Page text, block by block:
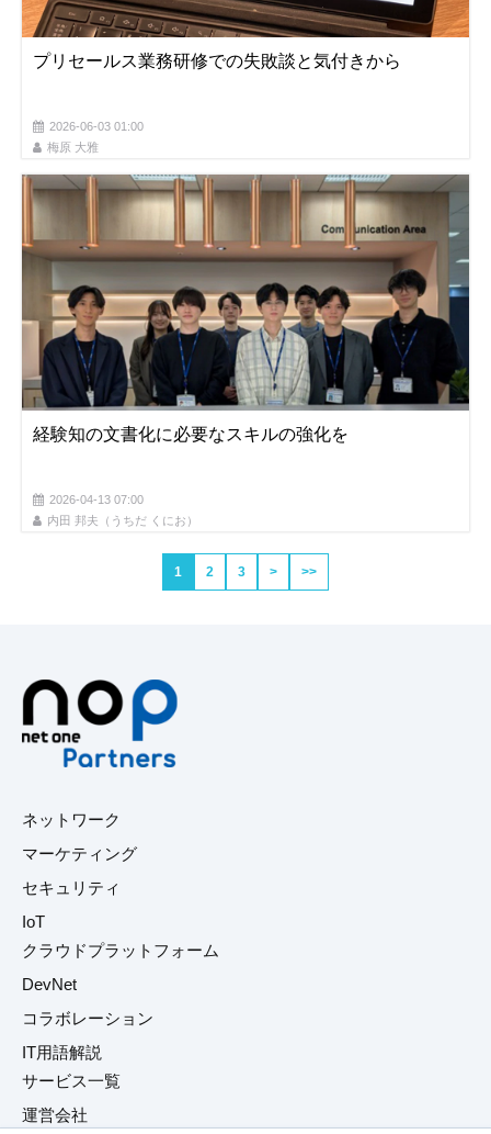
プリセールス業務研修での失敗談と気付きから
2026-06-03 01:00
梅原 大雅
経験知の文書化に必要なスキルの強化を
2026-04-13 07:00
内田 邦夫（うちだ くにお）
1 2 3 > >>
ネットワーク
マーケティング
セキュリティ
IoT
クラウドプラットフォーム
DevNet
コラボレーション
IT用語解説
サービス一覧
運営会社